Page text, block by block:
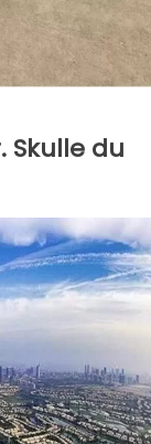
Skulle du